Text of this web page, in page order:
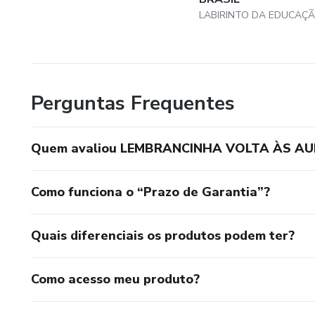
LABIRINTO DA
Perguntas Frequentes
Quem avaliou LEMBRANCINHA VOLTA ÀS
Como funciona o “Prazo de Garantia”?
Quais diferenciais os produtos podem ter?
Como acesso meu produto?